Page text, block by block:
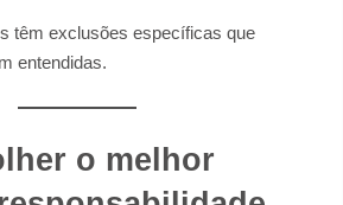
têm exclusões específicas que
entendidas.
o melhor